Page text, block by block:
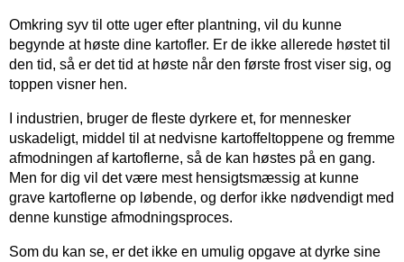
Omkring syv til otte uger efter plantning, vil du kunne
begynde at høste dine kartofler. Er de ikke allerede høstet til
den tid, så er det tid at høste når den første frost viser sig, og
toppen visner hen.
I industrien, bruger de fleste dyrkere et, for mennesker
uskadeligt, middel til at nedvisne kartoffeltoppene og fremme
afmodningen af kartoflerne, så de kan høstes på en gang.
Men for dig vil det være mest hensigtsmæssig at kunne
grave kartoflerne op løbende, og derfor ikke nødvendigt med
denne kunstige afmodningsproces.
Som du kan se, er det ikke en umulig opgave at dyrke sine